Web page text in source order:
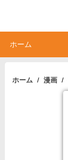
ホーム
ホーム 漫画